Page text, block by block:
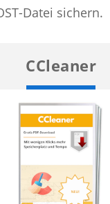
Datei sichern.